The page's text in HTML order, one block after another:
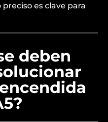
es clave para
deben